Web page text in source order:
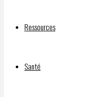
Ressources
Santé